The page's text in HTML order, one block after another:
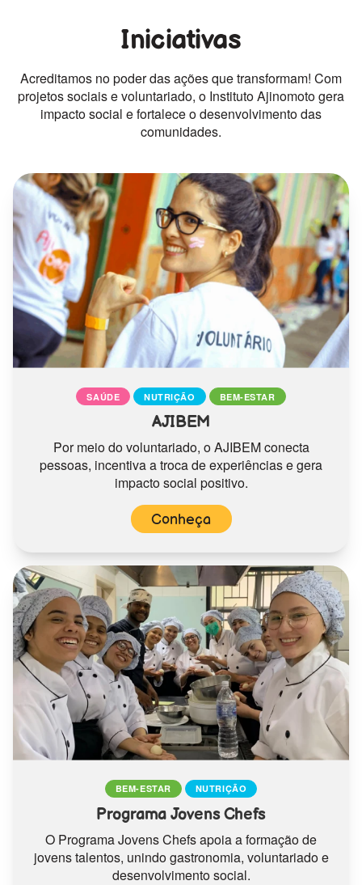
Iniciativas
Acreditamos no poder das ações que transformam! Com
projetos sociais e voluntariado, o Instituto Ajinomoto gera
impacto social e fortalece o desenvolvimento das
comunidades.
SAÚDE NUTRIÇÃO BEM-ESTAR
AJIBEM
Por meio do voluntariado, o AJIBEM conecta
pessoas, incentiva a troca de experiências e gera
impacto social positivo.
Conheça
BEM-ESTAR NUTRIÇÃO
Programa Jovens Chefs
O Programa Jovens Chefs apoia a formação de
jovens talentos, unindo gastronomia, voluntariado e
desenvolvimento social.